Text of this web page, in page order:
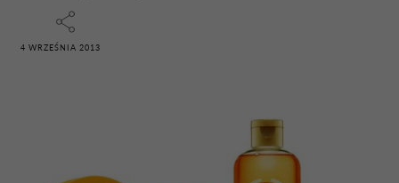
4 WRZEŚNIA 2013